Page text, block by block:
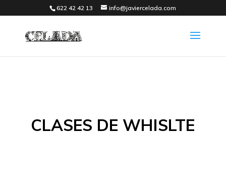
622 42 42 13 info@javiercelada.com
CLASES DE WHISLTE